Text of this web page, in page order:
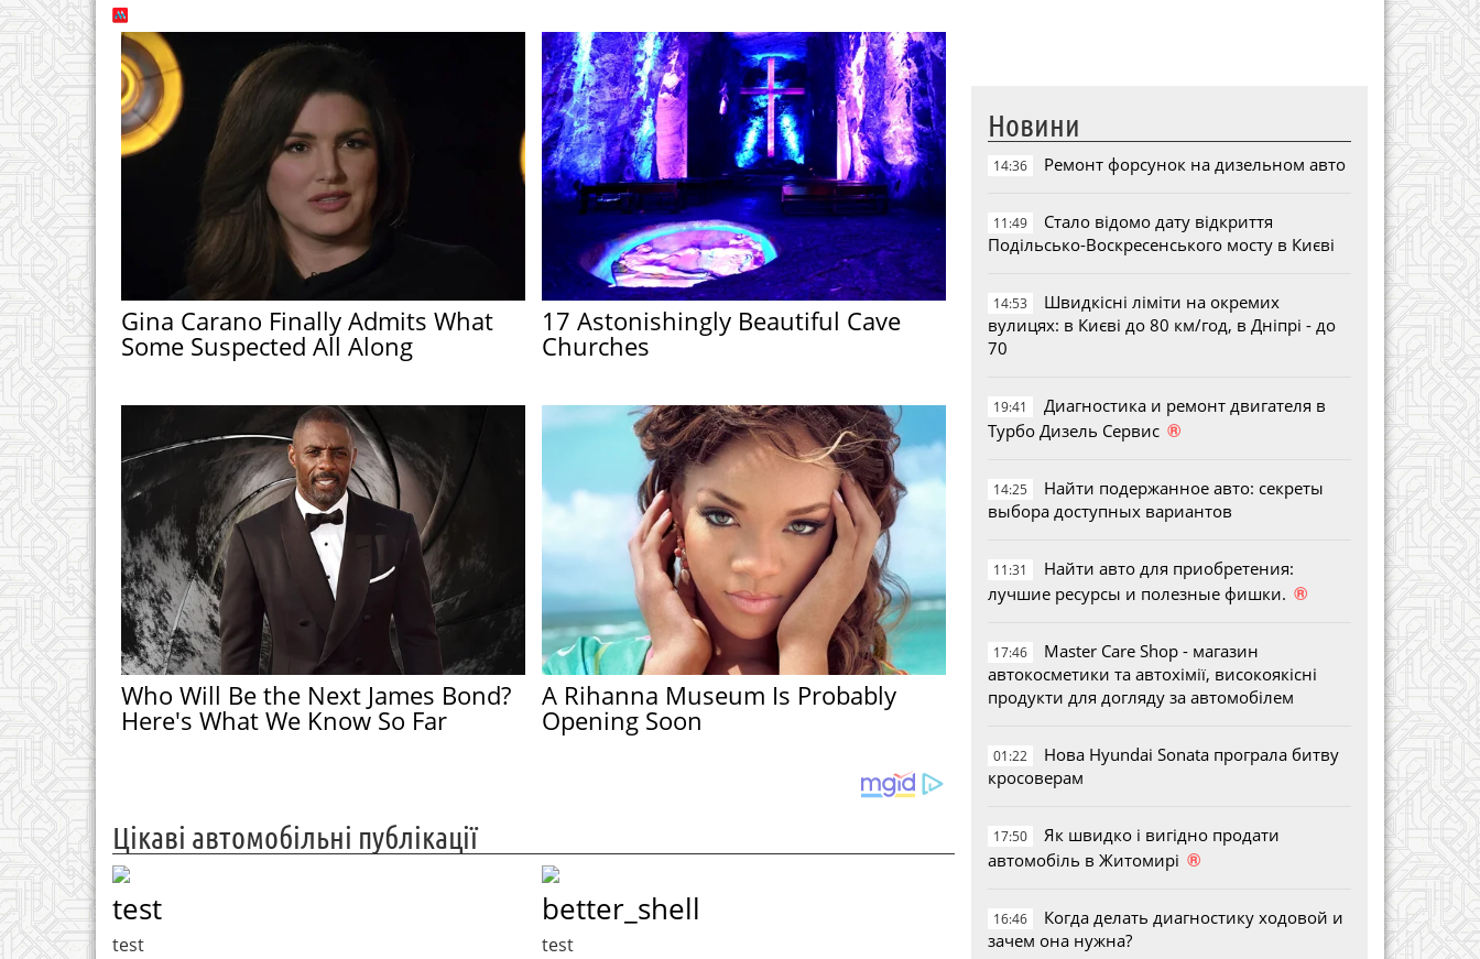
Gina Carano Finally Admits What
Some Suspected All Along
17 Astonishingly Beautiful Cave
Churches
Who Will Be the Next James Bond?
Here's What We Know So Far
A Rihanna Museum Is Probably
Opening Soon
Цікаві автомобільні публікації
test
test
better_shell
test
Новини
14:36 Ремонт форсунок на дизельном авто
11:49
Стало відомо дату відкриття
Подільсько-Воскресенського мосту в Києві
14:53
Швидкісні ліміти на окремих
вулицях: в Києві до 80 км/год, в Дніпрі - до
70
19:41
Диагностика и ремонт двигателя в
Турбо Дизель Сервис ®
14:25
Найти подержанное авто: секреты
выбора доступных вариантов
11:31
Найти авто для приобретения:
лучшие ресурсы и полезные фишки. ®
17:46
Master Care Shop - магазин
автокосметики та автохімії, високоякісні
продукти для догляду за автомобілем
01:22
Нова Hyundai Sonata програла битву
кросоверам
17:50
Як швидко і вигідно продати
автомобіль в Житомирі ®
16:46
Когда делать диагностику ходовой и
зачем она нужна?